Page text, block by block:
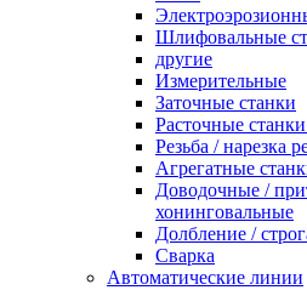
Шлифовальные
другие
Измерительные
Заточные станки
Расточные
Резьба / нарезка
Агрегатные
Доводочные /
хонинговальные
Долбление /
Сварка
Автоматические линии